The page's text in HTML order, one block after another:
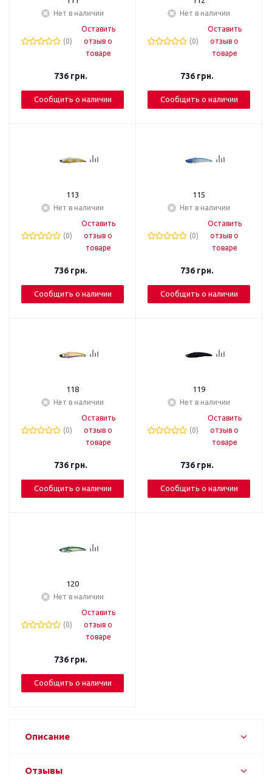
Нет в наличии
(0)
Оставить
отзыв о
товаре
736грн.
Сообщить о наличии
Нет в наличии
(0)
Оставить
отзыв о
товаре
736грн.
Сообщить о наличии
113
Нет в наличии
(0)
Оставить
отзыв о
товаре
736грн.
Сообщить о наличии
115
Нет в наличии
(0)
Оставить
отзыв о
товаре
736грн.
Сообщить о наличии
118
Нет в наличии
(0)
Оставить
отзыв о
товаре
736грн.
Сообщить о наличии
119
Нет в наличии
(0)
Оставить
отзыв о
товаре
736грн.
Сообщить о наличии
120
Нет в наличии
(0)
Оставить
отзыв о
товаре
736грн.
Сообщить о наличии
Описание
Отзывы